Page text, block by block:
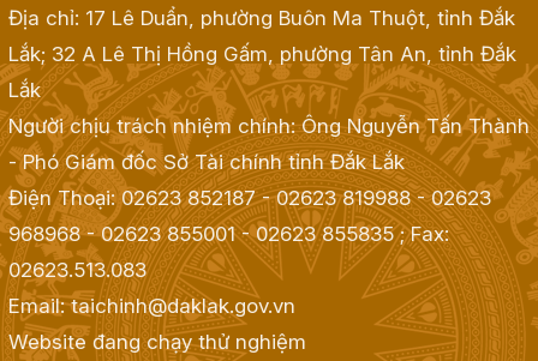
Địa chỉ: 17 Lê Duẩn, phường Buôn Ma Thuột, tỉnh Đắk
Lắk; 32 A Lê Thị Hồng Gấm, phường Tân An, tỉnh Đắk
Lắk
Người chịu trách nhiệm chính: Ông Nguyễn Tấn Thành
- Phó Giám đốc Sở Tài chính tỉnh Đắk Lắk
Điện Thoại: 02623 852187 - 02623 819988 - 02623
968968 - 02623 855001 - 02623 855835; Fax:
02623.513.083
Email: taichinh@daklak.gov.vn
Website đang chạy thử nghiệm